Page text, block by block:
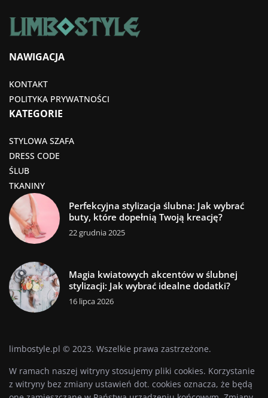
NAWIGACJA
KONTAKT
POLITYKA PRYWATNOŚCI
KATEGORIE
STYLOWA SZAFA
DRESS CODE
ŚLUB
TKANINY
Perfekcyjna stylizacja ślubna: Jak wybrać
buty, które dopełnią Twoją kreację?
22 grudnia 2025
Magia kwiatowych akcentów w ślubnej
stylizacji: Jak wybrać idealne dodatki?
16 lipca 2026
limbostyle.pl © 2023. Wszelkie prawa zastrzeżone.
W ramach naszej witryny stosujemy pliki cookies. Korzystanie
z witryny bez zmiany ustawień dot. cookies oznacza, że będą